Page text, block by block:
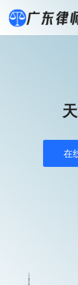
在